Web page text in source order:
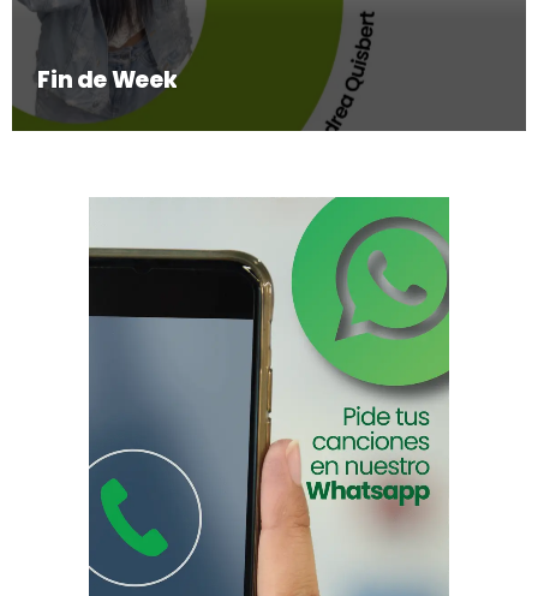
Fin de Week